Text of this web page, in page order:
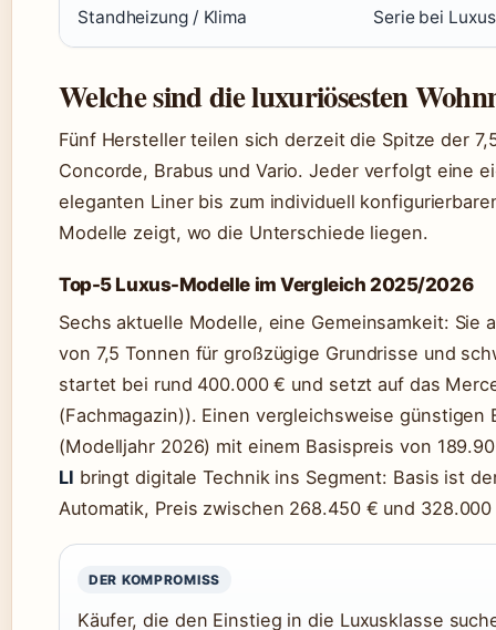
Standheizung / Klima Serie bei
Welche sind die luxuriösesten
Fünf Hersteller teilen sich derzeit die Spitze der
Concorde, Brabus und Vario. Jeder verfolgt eine
eleganten Liner bis zum individuell
Modelle zeigt, wo die Unterschiede liegen.
Top-5 Luxus-Modelle im Vergleich 2025/2026
Sechs aktuelle Modelle, eine Gemeinsamkeit: Sie
von 7,5 Tonnen für großzügige Grundrisse und
startet bei rund 400.000 € und setzt auf das
(Fachmagazin)). Einen vergleichsweise
(Modelljahr 2026) mit einem Basispreis von
LI bringt digitale Technik ins Segment: Basis ist
Automatik, Preis zwischen 268.450 € und
DER KOMPROMISS
Käufer, die den Einstieg in die Luxusklasse